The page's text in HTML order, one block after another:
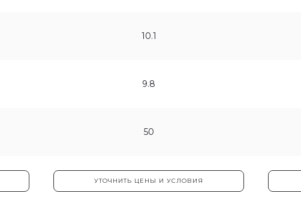
10.1
9.8
50
УТОЧНИТЬ ЦЕНЫ И УСЛОВИЯ